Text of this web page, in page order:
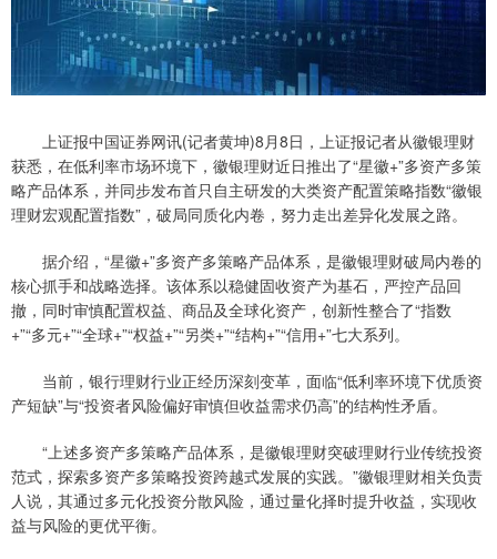
上证报中国证券网讯(记者黄坤)8月8日，上证报记者从徽银理财
获悉，在低利率市场环境下，徽银理财近日推出了“星徽+”多资产多策
略产品体系，并同步发布首只自主研发的大类资产配置策略指数“徽银
理财宏观配置指数”，破局同质化内卷，努力走出差异化发展之路。
据介绍，“星徽+”多资产多策略产品体系，是徽银理财破局内卷的
核心抓手和战略选择。该体系以稳健固收资产为基石，严控产品回
撤，同时审慎配置权益、商品及全球化资产，创新性整合了“指数
+”“多元+”“全球+”“权益+”“另类+”“结构+”“信用+”七大系列。
当前，银行理财行业正经历深刻变革，面临“低利率环境下优质资
产短缺”与“投资者风险偏好审慎但收益需求仍高”的结构性矛盾。
“上述多资产多策略产品体系，是徽银理财突破理财行业传统投资
范式，探索多资产多策略投资跨越式发展的实践。”徽银理财相关负责
人说，其通过多元化投资分散风险，通过量化择时提升收益，实现收
益与风险的更优平衡。